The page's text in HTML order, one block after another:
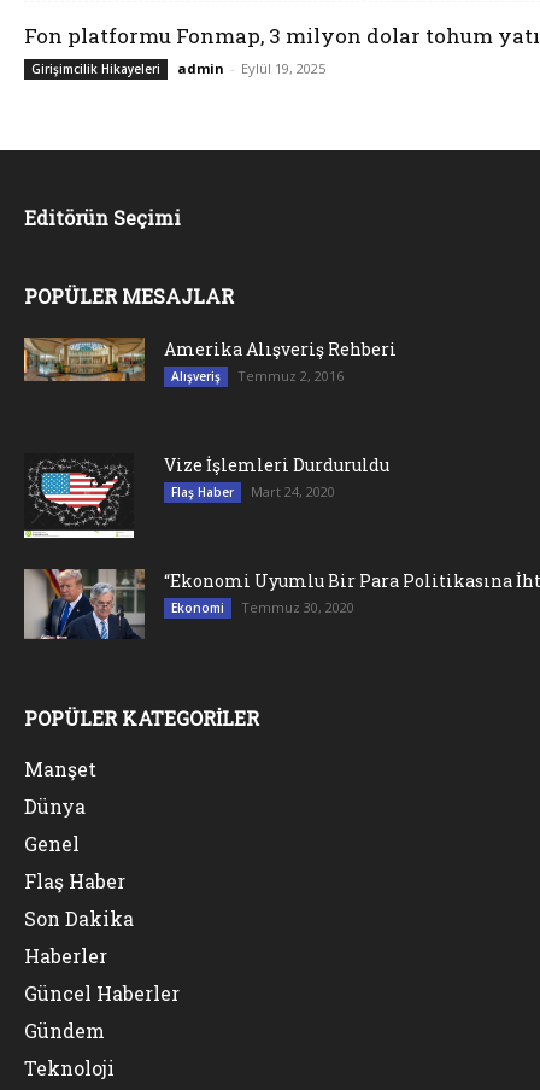
Fon platformu Fonmap, 3 milyon dolar tohum
Girişimcilik Hikayeleri admin - Eylül 19, 2025
Editörün Seçimi
POPÜLER MESAJLAR
Amerika Alışveriş Rehberi
Alışveriş Temmuz 2, 2016
Vize İşlemleri Durduruldu
Flaş Haber Mart 24, 2020
“Ekonomi Uyumlu Bir Para Politikasına
Ekonomi Temmuz 30, 2020
POPÜLER KATEGORİLER
Manşet
Dünya
Genel
Flaş Haber
Son Dakika
Haberler
Güncel Haberler
Gündem
Teknoloji